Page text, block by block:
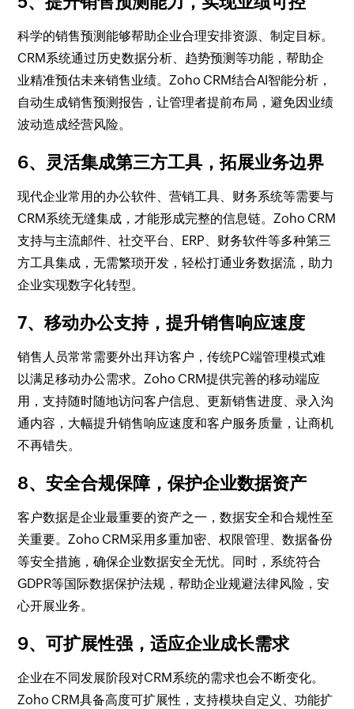
科学的销售预测能够帮助企业合理安排资源、制定目标。
CRM系统通过历史数据分析、趋势预测等功能，帮助企
业精准预估未来销售业绩。Zoho CRM结合AI智能分析，
自动生成销售预测报告，让管理者提前布局，避免因业绩
波动造成经营风险。
6、灵活集成第三方工具，拓展业务边界
现代企业常用的办公软件、营销工具、财务系统等需要与
CRM系统无缝集成，才能形成完整的信息链。Zoho CRM
支持与主流邮件、社交平台、ERP、财务软件等多种第三
方工具集成，无需繁琐开发，轻松打通业务数据流，助力
企业实现数字化转型。
7、移动办公支持，提升销售响应速度
销售人员常常需要外出拜访客户，传统PC端管理模式难
以满足移动办公需求。Zoho CRM提供完善的移动端应
用，支持随时随地访问客户信息、更新销售进度、录入沟
通内容，大幅提升销售响应速度和客户服务质量，让商机
不再错失。
8、安全合规保障，保护企业数据资产
客户数据是企业最重要的资产之一，数据安全和合规性至
关重要。Zoho CRM采用多重加密、权限管理、数据备份
等安全措施，确保企业数据安全无忧。同时，系统符合
GDPR等国际数据保护法规，帮助企业规避法律风险，安
心开展业务。
9、可扩展性强，适应企业成长需求
企业在不同发展阶段对CRM系统的需求也会不断变化。
Zoho CRM具备高度可扩展性，支持模块自定义、功能扩